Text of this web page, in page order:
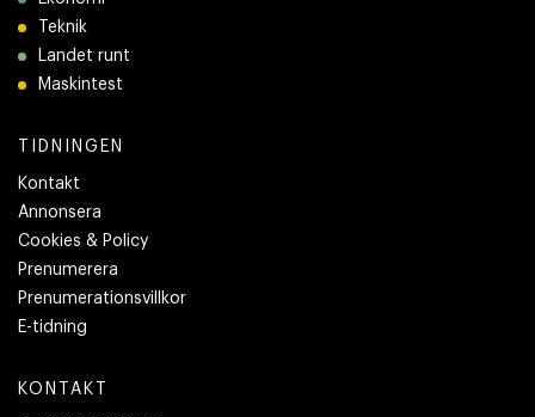
Teknik
Landet runt
Maskintest
TIDNINGEN
Kontakt
Annonsera
Cookies & Policy
Prenumerera
Prenumerationsvillkor
E-tidning
KONTAKT